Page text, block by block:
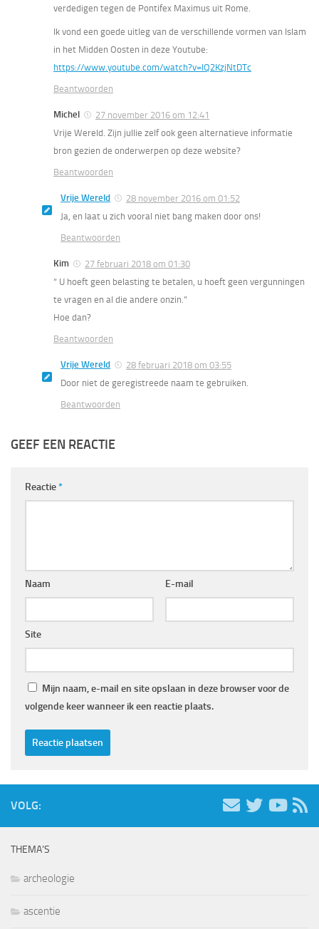
verdedigen tegen de Pontifex Maximus uit Rome.
Ik vond een goede uitleg van de verschillende vormen van Islam
in het Midden Oosten in deze Youtube:
https://www.youtube.com/watch?v=IQ2KzjNtDTc
Beantwoorden
Michel
27 november 2016 om 12:41
Vrije Wereld. Zijn jullie zelf ook geen alternatieve informatie
bron gezien de onderwerpen op deze website?
Beantwoorden
Vrije Wereld
28 november 2016 om 01:52
Ja, en laat u zich vooral niet bang maken door ons!
Beantwoorden
Kim
27 februari 2018 om 01:30
“ U hoeft geen belasting te betalen, u hoeft geen vergunningen
te vragen en al die andere onzin.”
Hoe dan?
Beantwoorden
Vrije Wereld
28 februari 2018 om 03:55
Door niet de geregistreede naam te gebruiken.
Beantwoorden
GEEF EEN REACTIE
Reactie*
Naam E-mail
Site
Mijn naam, e-mail en site opslaan in deze browser voor de
volgende keer wanneer ik een reactie plaats.
VOLG:
THEMA’S
archeologie
ascentie